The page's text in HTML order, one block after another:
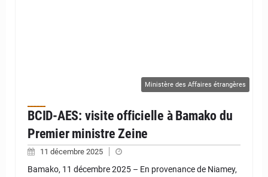
Ministère des Affaires étrangères
BCID-AES: visite officielle à Bamako du
Premier ministre Zeine
11 décembre 2025
Bamako, 11 décembre 2025 – En provenance de Niamey,